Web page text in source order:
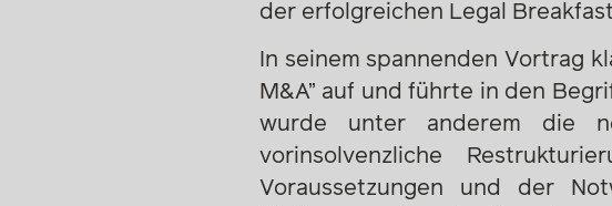
der erfolgreichen Legal
In seinem spannenden Vortrag
M&A” auf und führte in den
wurde unter anderem die
vorinsolvenzliche
Voraussetzungen und der